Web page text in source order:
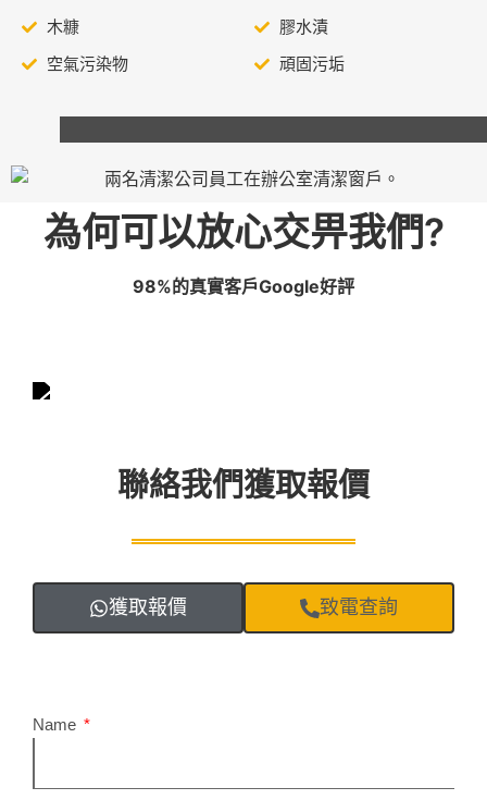
木糠
空氣污染物
膠水漬
頑固污垢
為何可以放心交畀我們?
98%的真實客戶Google好評
聯絡我們獲取報價
獲取報價 致電查詢
Name